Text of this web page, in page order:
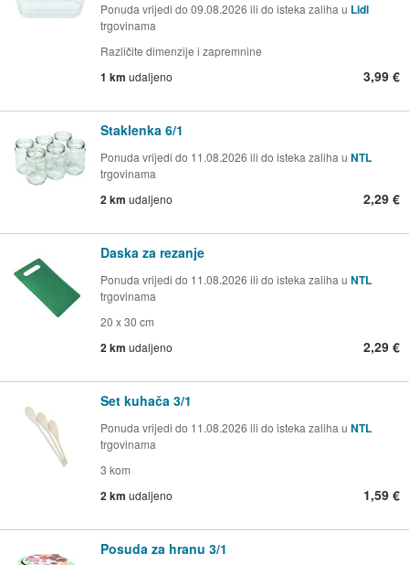
Ponuda vrijedi do 09.08.2026 ili do isteka zaliha u Lidl
trgovinama
Različite dimenzije i zapremnine
1 km udaljeno 3,99 €
Staklenka 6/1
Ponuda vrijedi do 11.08.2026 ili do isteka zaliha u NTL
trgovinama
2 km udaljeno 2,29 €
Daska za rezanje
Ponuda vrijedi do 11.08.2026 ili do isteka zaliha u NTL
trgovinama
20 x 30 cm
2 km udaljeno 2,29 €
Set kuhača 3/1
Ponuda vrijedi do 11.08.2026 ili do isteka zaliha u NTL
trgovinama
3 kom
2 km udaljeno 1,59 €
Posuda za hranu 3/1